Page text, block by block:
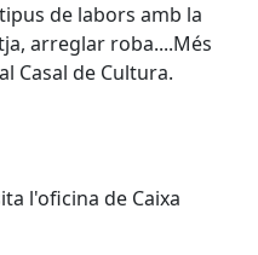
de labors amb la
arreglar roba....Més
Casal de Cultura.
l'oficina de Caixa